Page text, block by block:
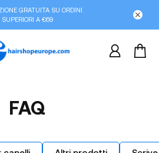
GRATUITA SU ORDINI
SUPERIORI A €69
FAQ